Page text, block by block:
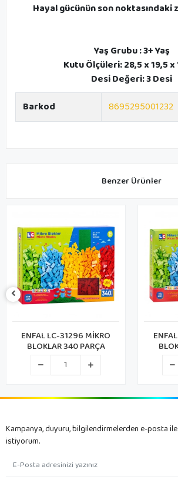
Hayal gücünün son noktasındaki
Yaş Grubu : 3+ Yaş
Kutu Ölçüleri: 28,5 x 19,5 x
Desi Değeri: 3 Desi
Barkod
8695295001232
Benzer Ürünler
ENFAL LC-31294 MİKRO
BLOKLAR 244 PARÇA
CA
Kampanya, duyuru, bilgilendirmelerden e-posta
istiyorum.